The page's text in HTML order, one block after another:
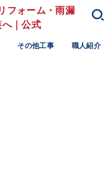
その他工事 職人紹介